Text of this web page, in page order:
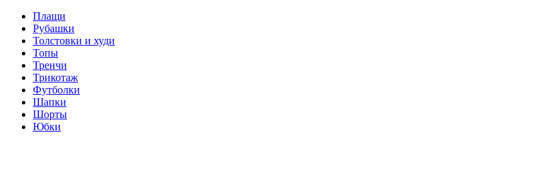
Плащи
Рубашки
Толстовки и худи
Топы
Тренчи
Трикотаж
Футболки
Шапки
Шорты
Юбки